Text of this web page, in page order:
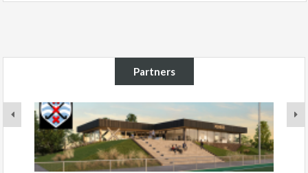
Partners